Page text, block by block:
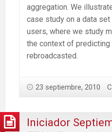
aggregation. We
case study on a data
users, where we study
the context of
rebroadcasted.
23 septiembre, 2010
Iniciador